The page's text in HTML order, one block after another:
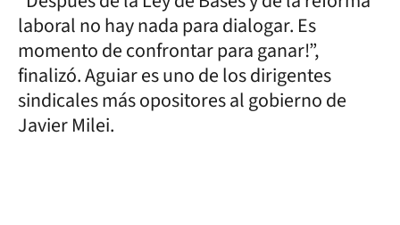
laboral no hay nada para dialogar. Es
momento de confrontar para ganar!”,
finalizó. Aguiar es uno de los dirigentes
sindicales más opositores al gobierno de
Javier Milei.